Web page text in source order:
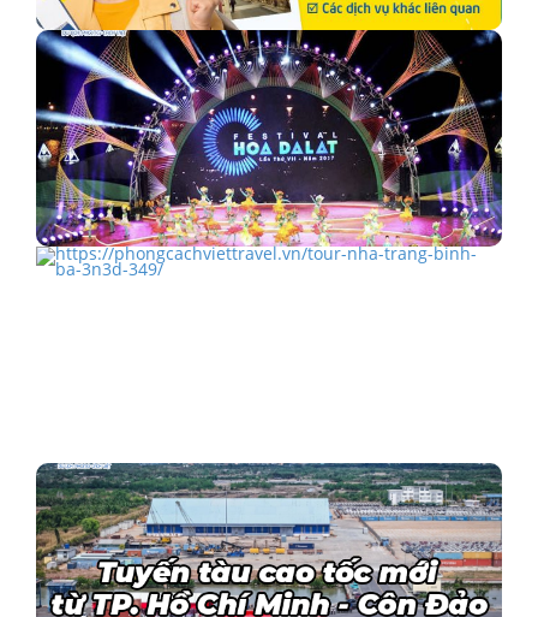
Kinh nghiệm xin Visa Du lịch Hàn Quốc mới nhất
Festival hoa Đà Lạt 2022 được tổ chức vào tháng 11
TOUR NHA TRANG BÌNH BA 3N3Đ